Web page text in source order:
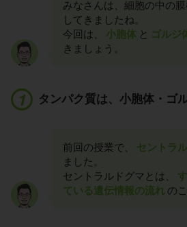
みなさんは、細胞の中の
してきましたね。
今回は、
小胞体 と ゴルジ
きましょう。
タンパク質は、小胞体・ゴ
前回の授業で、 セントラ
ました。
セントラルドグマとは、
ている遺伝情報の流れ の